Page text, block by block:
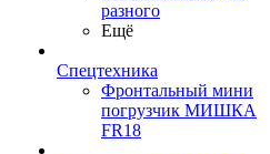
разного
Ещё
Спецтехника
Фронтальный мини
погрузчик МИШКА
FR18